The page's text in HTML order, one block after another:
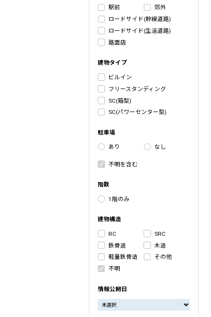
駅前
郊外
ロードサイド(幹線道路)
ロードサイド(生活道路)
路面店
建物タイプ
ビルイン
フリースタンディング
SC(箱型)
SC(パワーセンター型)
駐車場
あり なし
不明を含む
階数
1階のみ
建物構造
RC
SRC
鉄骨造
木造
軽量鉄骨造
その他
不明
情報公開日